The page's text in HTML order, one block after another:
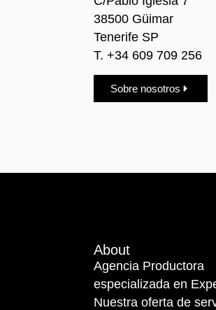
38500 Güimar
Tenerife SP
T. +34 609 709 256
Sobre nosotros
About
Agencia Productora
especializada en
Nuestra oferta de